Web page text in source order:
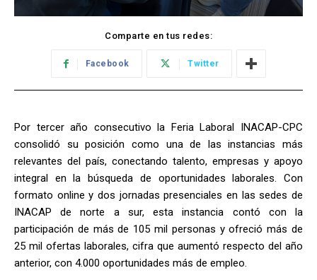
Comparte en tus redes:
Facebook Twitter
Por tercer año consecutivo la Feria Laboral INACAP-CPC
consolidó su posición como una de las instancias más
relevantes del país, conectando talento, empresas y apoyo
integral en la búsqueda de oportunidades laborales. Con
formato online y dos jornadas presenciales en las sedes de
INACAP de norte a sur, esta instancia contó con la
participación de más de 105 mil personas y ofreció más de
25 mil ofertas laborales, cifra que aumentó respecto del año
anterior, con 4.000 oportunidades más de empleo.